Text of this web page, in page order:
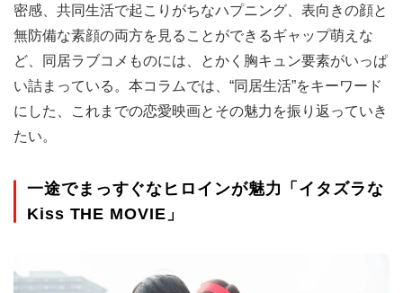
密感、共同生活で起こりがちなハプニング、表向きの顔と
無防備な素顔の両方を見ることができるギャップ萌えな
ど、同居ラブコメものには、とかく胸キュン要素がいっぱ
い詰まっている。本コラムでは、“同居生活”をキーワード
にした、これまでの恋愛映画とその魅力を振り返っていき
たい。
一途でまっすぐなヒロインが魅力「イタズラな
Kiss THE MOVIE」